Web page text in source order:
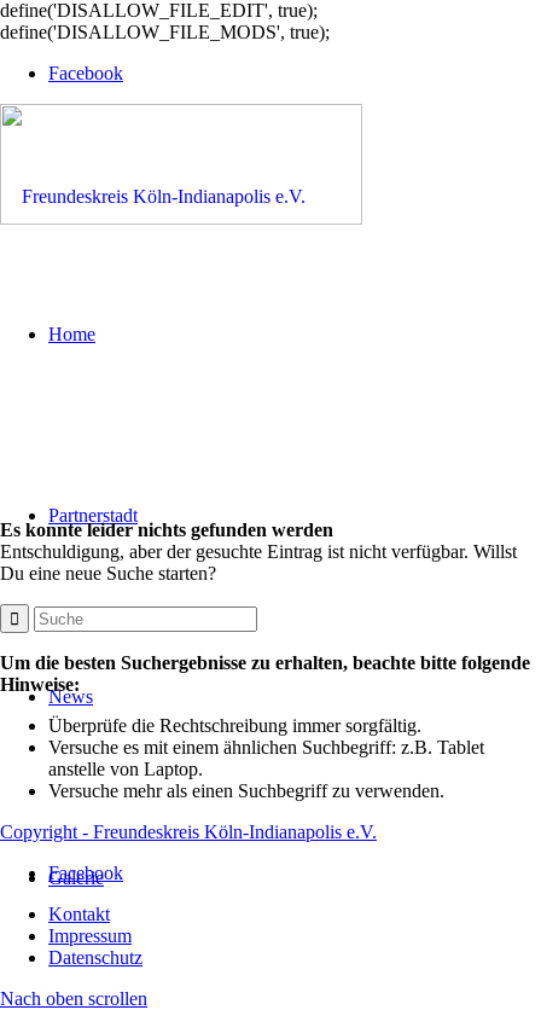
define('DISALLOW_FILE_EDIT', true);
define('DISALLOW_FILE_MODS', true);
Facebook
Home
Partnerstadt
News
Galerie
Es konnte leider nichts gefunden werden
Entschuldigung, aber der gesuchte Eintrag ist nicht verfügbar. Willst
Du eine neue Suche starten?
Um die besten Suchergebnisse zu erhalten, beachte bitte folgende
Hinweise:
Überprüfe die Rechtschreibung immer sorgfältig.
Versuche es mit einem ähnlichen Suchbegriff: z.B. Tablet
anstelle von Laptop.
Versuche mehr als einen Suchbegriff zu verwenden.
Copyright - Freundeskreis Köln-Indianapolis e.V.
Facebook
Kontakt
Impressum
Datenschutz
Nach oben scrollen